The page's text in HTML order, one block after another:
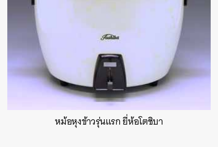
หม้อหุงข้าวรุ่นแรก ยี่ห้อโตชิบา